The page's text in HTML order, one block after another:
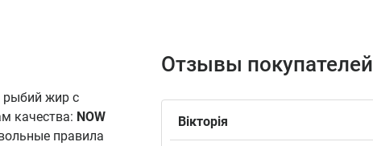
рыбий жир с
качества: NOW
правила
Отзывы покупателей
Вікторія